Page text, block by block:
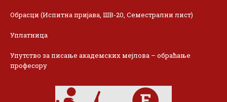
Обрасци (Испитна пријава, ШВ-20, Семестрални лист)
Уплатница
Упутство за писање академских мејлова – обраћање
професору